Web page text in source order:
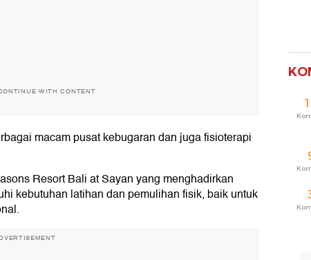
WITH CONTENT
macam pusat kebugaran dan juga fisioterapi
Resort Bali at Sayan yang menghadirkan
kebutuhan latihan dan pemulihan fisik, baik untuk